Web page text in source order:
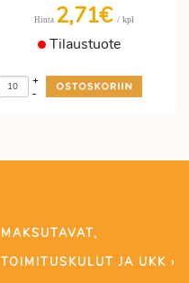
Hinta 2,71€ / kpl
Tilaustuote
-
+
MAKSUTAVAT,
TOIMITUSKULUT JA UKK ›